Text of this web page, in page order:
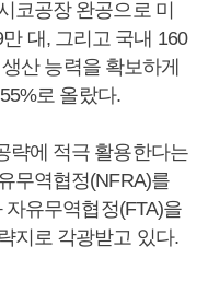
코공장 완공으로 미
대, 그리고 국내 160
산 능력을 확보하게
로 올랐다.
략에 적극 활용한다는
무역협정(NFRA)를
유무역협정(FTA)을
지로 각광받고 있다.